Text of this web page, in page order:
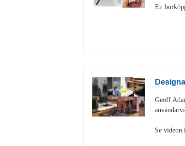
En
Geoff
Se videon